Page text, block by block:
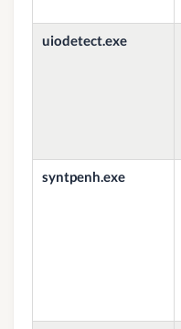
uiodetect.exe
syntpenh.exe